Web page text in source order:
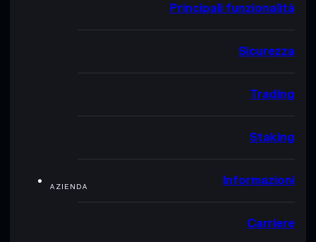
Principali funzionalità
Sicurezza
Trading
Staking
AZIENDA Informazioni
Carriere